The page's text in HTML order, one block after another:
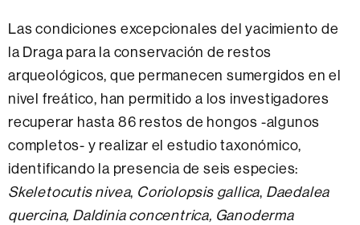
Las condiciones excepcionales del yacimiento de
la Draga para la conservación de restos
arqueológicos, que permanecen sumergidos en el
nivel freático, han permitido a los investigadores
recuperar hasta 86 restos de hongos -algunos
completos- y realizar el estudio taxonómico,
identificando la presencia de seis especies:
Skeletocutis nivea, Coriolopsis gallica, Daedalea
quercina, Daldinia concentrica, Ganoderma